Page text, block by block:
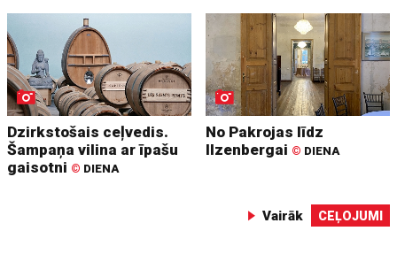
Dzirkstošais ceļvedis.
Šampaņa vilina ar īpašu
gaisotni © DIENA
No Pakrojas līdz
Ilzenbergai © DIENA
Vairāk CEĻOJUMI